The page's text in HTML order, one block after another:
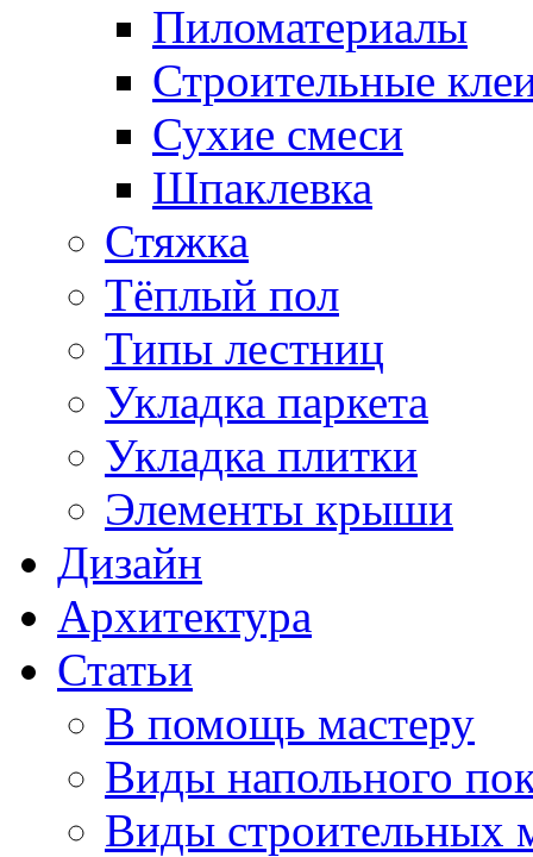
Пиломатериалы
Строительные
Сухие смеси
Шпаклевка
Стяжка
Тёплый пол
Типы лестниц
Укладка паркета
Укладка плитки
Элементы крыши
Дизайн
Архитектура
Статьи
В помощь мастеру
Виды напольного
Виды строительных